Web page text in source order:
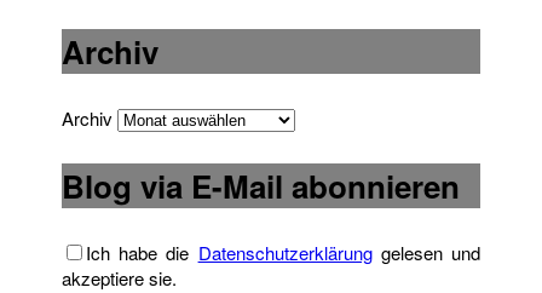
Archiv
Archiv
Blog via E-Mail abonnieren
Ich habe die Datenschutzerklärunggelesen und
akzeptiere sie.